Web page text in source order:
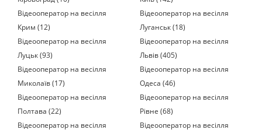
Відеооператор на весілля
Крим (12)
Відеооператор на весілля
Луганськ (18)
Відеооператор на весілля
Луцьк (93)
Відеооператор на весілля
Львів (405)
Відеооператор на весілля
Миколаїв (17)
Відеооператор на весілля
Одеса (46)
Відеооператор на весілля
Полтава (22)
Відеооператор на весілля
Рівне (68)
Відеооператор на весілля
Відеооператор на весілля